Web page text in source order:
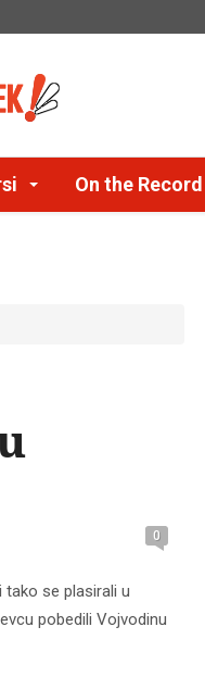
On the Record
0
tako se plasirali u
pobedili Vojvodinu